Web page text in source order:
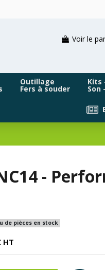
Voir le
Outillage
Fers à souder
Kits
Son
-
de pièces en stock
HT